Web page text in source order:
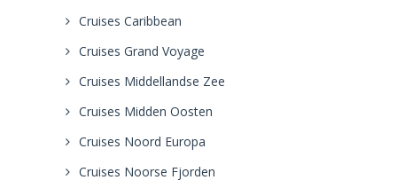
Cruises Caribbean
Cruises Grand Voyage
Cruises Middellandse Zee
Cruises Midden Oosten
Cruises Noord Europa
Cruises Noorse Fjorden